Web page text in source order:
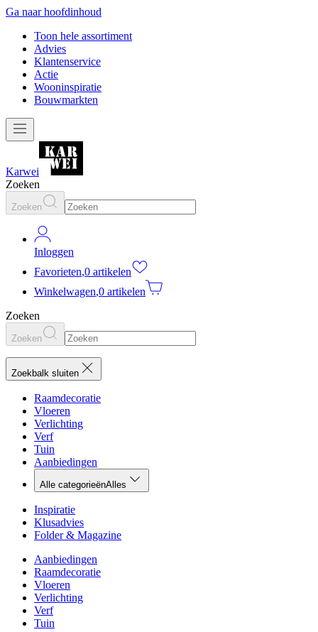
Ga naar hoofdinhoud
Toon hele assortiment
Advies
Klantenservice
Actie
Wooninspiratie
Bouwmarkten
Karwei
Zoeken
Zoeken
Inloggen
Favorieten,0 artikelen
Winkelwagen,0 artikelen
Zoeken
Zoeken
Zoekbalk sluiten
Raamdecoratie
Vloeren
Verlichting
Verf
Tuin
Aanbiedingen
Alle categorieënAlles
Inspiratie
Klusadvies
Folder & Magazine
Aanbiedingen
Raamdecoratie
Vloeren
Verlichting
Verf
Tuin